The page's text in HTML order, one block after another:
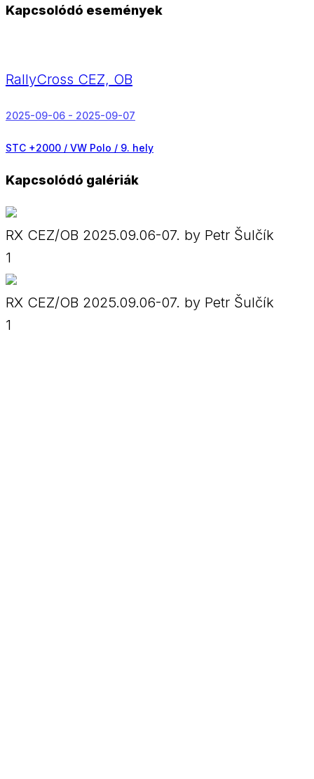
Kapcsolódó események
RallyCross CEZ, OB
2025-09-06 - 2025-09-07
STC +2000 / VW Polo / 9. hely
Kapcsolódó galériák
RX CEZ/OB 2025.09.06-07. by Petr Šulčík
1
RX CEZ/OB 2025.09.06-07. by Petr Šulčík
1